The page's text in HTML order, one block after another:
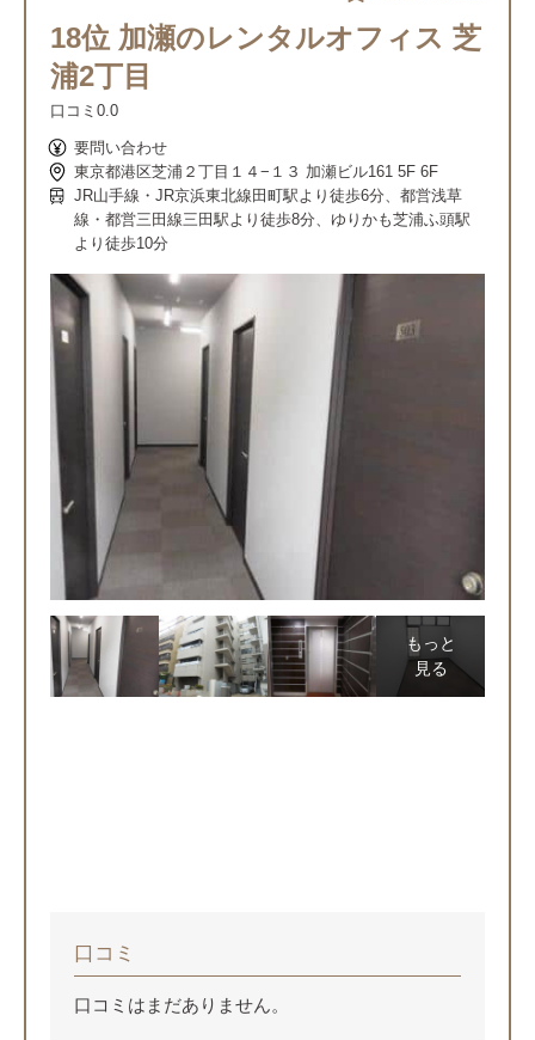
18位 加瀬のレンタルオフィス 芝
浦2丁目
口コミ 0.0
要問い合わせ
東京都港区芝浦２丁目１４−１３ 加瀬ビル161 5F 6F
JR山手線・JR京浜東北線田町駅より徒歩6分、都営浅草
線・都営三田線三田駅より徒歩8分、ゆりかも芝浦ふ頭駅
より徒歩10分
もっと
見る
口コミ
口コミはまだありません。